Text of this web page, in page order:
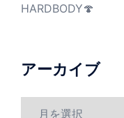
HARDBODY🍄
アーカイブ